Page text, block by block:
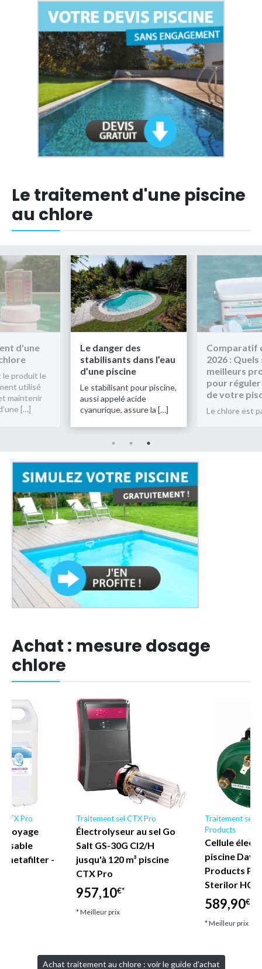
Le traitement d'une piscine
au chlore
l’eau
pour piscine,
acide
la […]
Comparatif chlore
2026 : Quels sont les
meilleurs produits
pour réguler le chlore
de votre piscine ?
Le chlore est parfait […]
Le
piscine au
Le chlore est
plus
pour traiter et
propre l’eau
Achat : mesure dosage
chlore
CTX Pro
sable
netafilter -
Traitement sel CTX Pro
Électrolyseur au sel Go
Salt GS-30G Cl2/H
jusqu'à 120 m³ piscine
CTX Pro
957,10€*
* Meilleur prix
Traitement sel
Products
Cellule
piscine
Products
Sterilor
589,90€*
* Meilleur prix
Achat traitement au chlore : voir le guide d'achat